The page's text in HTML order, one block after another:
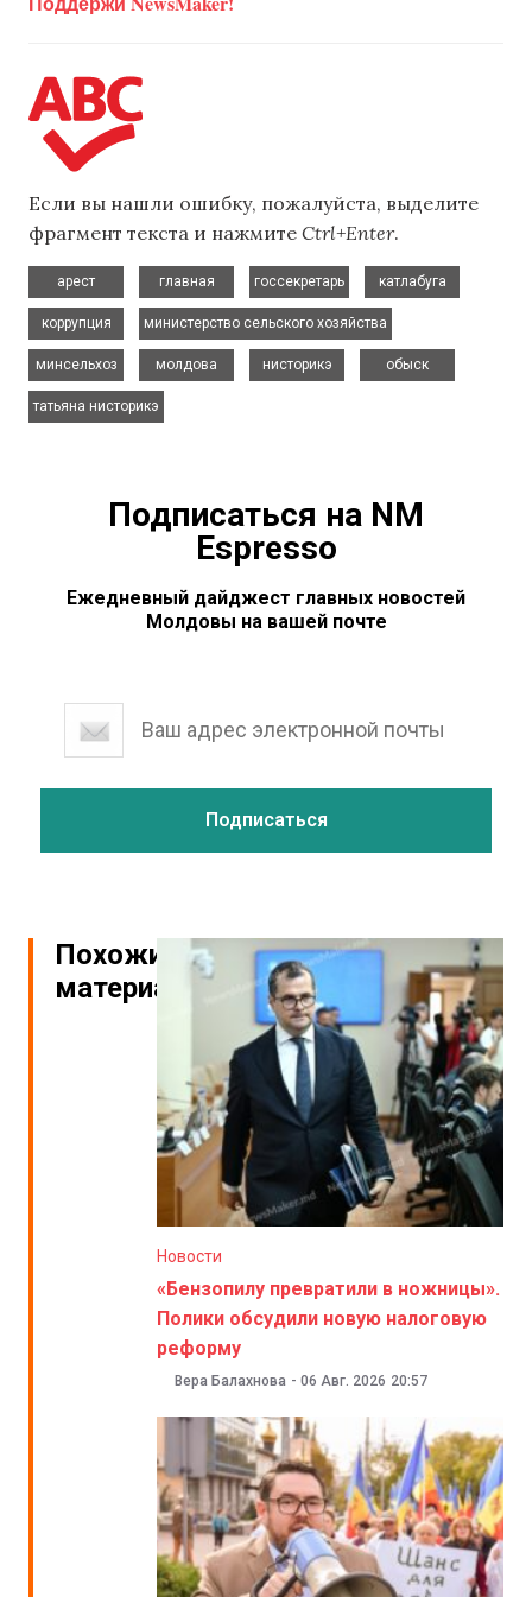
Если вы нашли ошибку, пожалуйста, выделите
фрагмент текста и нажмите Ctrl+Enter.
арест
главная
госсекретарь
катлабуга
коррупция
министерство сельского хозяйства
минсельхоз
молдова
нисторикэ
обыск
татьяна нисторикэ
Подписаться на NM
Espresso
Ежедневный дайджест главных новостей
Молдовы на вашей почте
Похожие
материалы
Новости
«Бензопилу превратили в ножницы».
Полики обсудили новую налоговую
реформу
Вера Балахнова - 06 Авг. 2026 20:57